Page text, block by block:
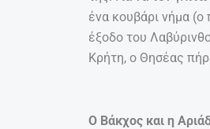
ένα κουβάρι νήμα (ο
έξοδο του
Κρήτη, ο Θησέας
Ο Βάκχος και η